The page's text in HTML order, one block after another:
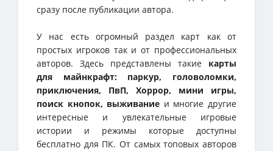
сразу после публикации автора.
У нас есть огромный раздел карт как от
простых игроков так и от профессиональных
авторов. Здесь представлены такие карты
для майнкрафт: паркур, головоломки,
приключения, ПвП, Хоррор, мини игры,
поиск кнопок, выживание и многие другие
интересные и увлекательные игровые
истории и режимы которые доступны
бесплатно для ПК. От самых топовых авторов